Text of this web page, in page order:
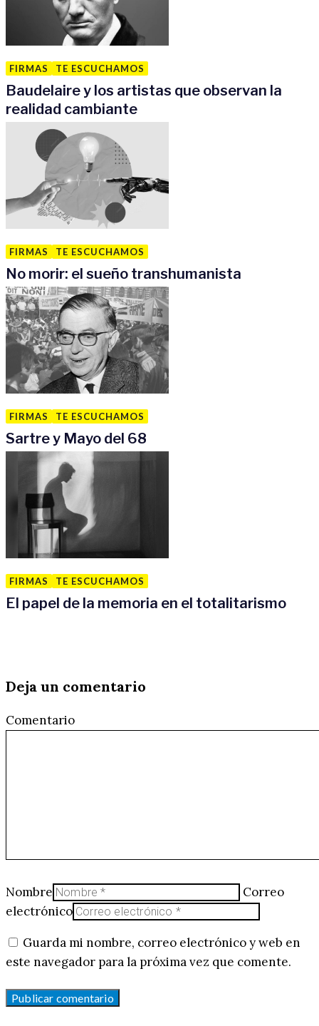
FIRMAS TE ESCUCHAMOS
Baudelaire y los artistas que observan la
realidad cambiante
FIRMAS TE ESCUCHAMOS
No morir: el sueño transhumanista
FIRMAS TE ESCUCHAMOS
Sartre y Mayo del 68
FIRMAS TE ESCUCHAMOS
El papel de la memoria en el totalitarismo
Deja un comentario
Comentario
Nombre
Correo
electrónico
Guarda mi nombre, correo electrónico y web en
este navegador para la próxima vez que comente.